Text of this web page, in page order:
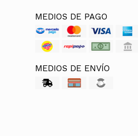
MEDIOS DE PAGO
MEDIOS DE ENVÍO